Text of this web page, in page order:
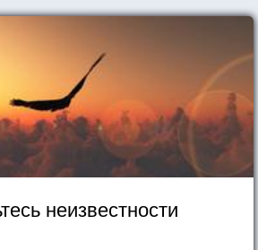
неизвестности